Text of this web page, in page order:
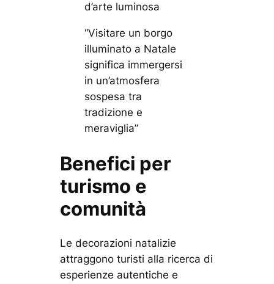
d’arte luminosa
“Visitare un borgo
illuminato a Natale
significa immergersi
in un’atmosfera
sospesa tra
tradizione e
meraviglia”
Benefici per
turismo e
comunità
Le decorazioni natalizie
attraggono turisti alla ricerca di
esperienze autentiche e